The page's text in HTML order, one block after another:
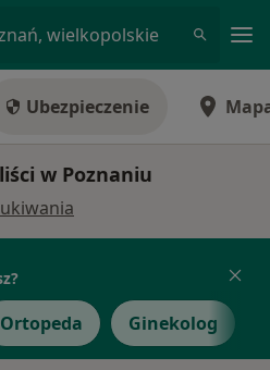
wielkopolskie
Ubezpieczenie
w Poznaniu
Ortopeda Ginekolog